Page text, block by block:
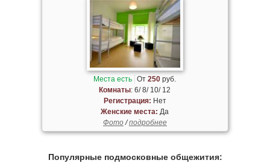
Места есть От250 руб.
Комнаты: 6/ 8/ 10/ 12
Регистрация: Нет
Женские места: Да
Фото/подробнее
Популярные подмосковные общежития: